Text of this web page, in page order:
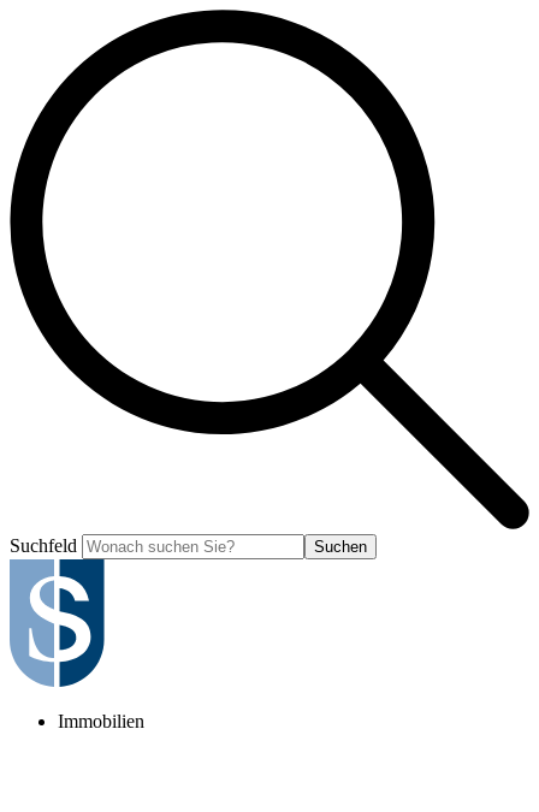
Suchfeld Suchen
Immobilien